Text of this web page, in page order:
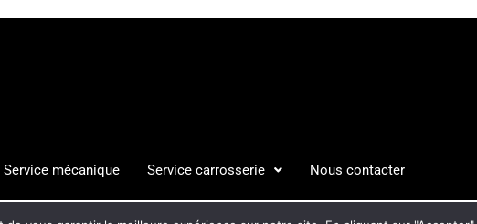
Service mécanique Service carrosserie Nous contacter